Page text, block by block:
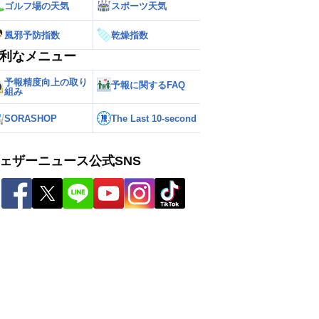
ゴルフ場の天気 スポーツ天気
風邪予防指数 乾燥指数
なメニュー
予報精度向上の取り
組み
予報に関するFAQ
SORASHOP The Last 10-second
ザーニュース公式SNS